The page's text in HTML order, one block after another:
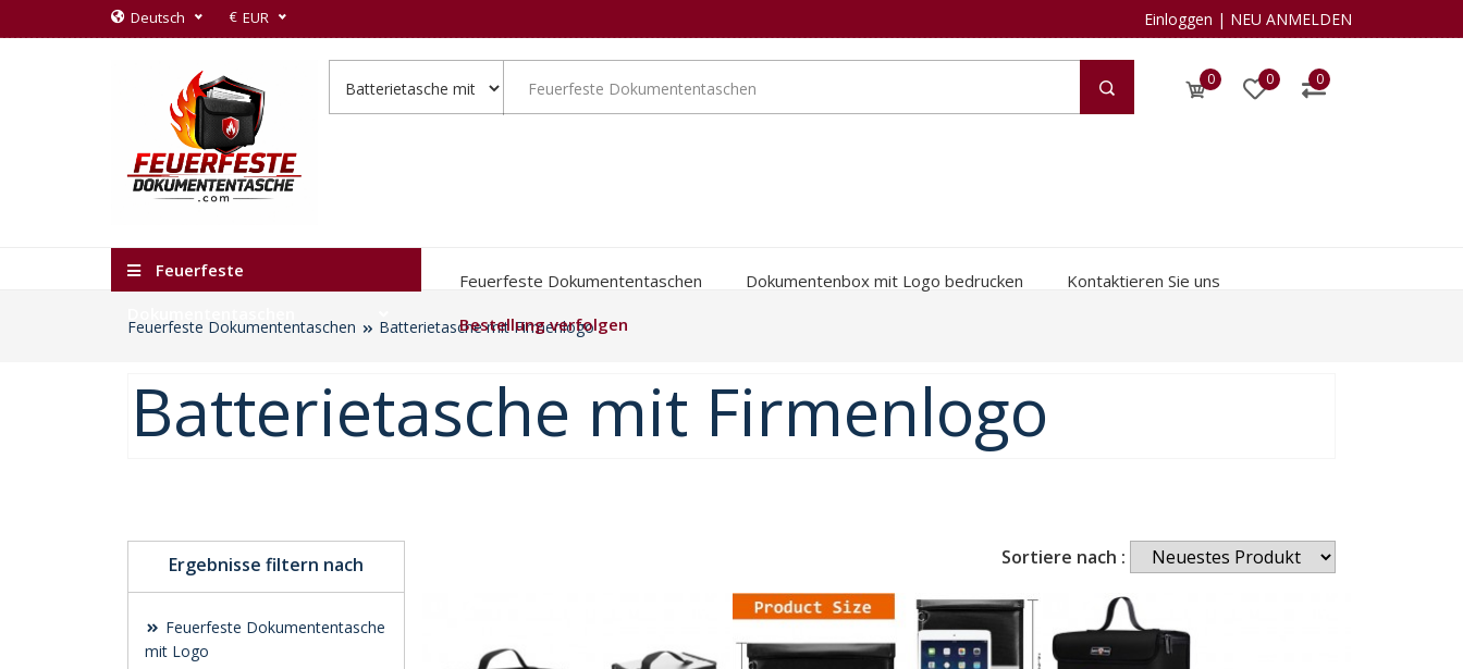
Deutsch € EUR Einloggen | NEU ANMELDEN
0 0 0
Feuerfeste
Feuerfeste Dokumententaschen Dokumentenbox mit Logo bedrucken
Kontaktieren Sie uns
Bestellung verfolgen
Feuerfeste Dokumententaschen Batterietasche mit Firmenlogo
Batterietasche mit Firmenlogo
Ergebnisse filtern nach
Feuerfeste Dokumententasche
mit Logo
Sortiere nach :